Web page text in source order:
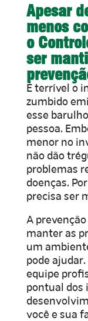
Apesar
menos
o
ser
É terrível o
zumbido
esse
pessoa.
menor no
não dão
problemas
doenças.
precisa ser
A
manter as
um
pode
equipe
pontual dos
você e sua